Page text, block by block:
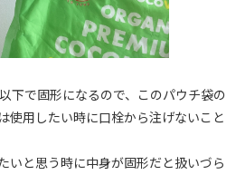
下で固形になるので、このパウチ袋の
使用したい時に口栓から注げないこと
いと思う時に中身が固形だと扱いづら